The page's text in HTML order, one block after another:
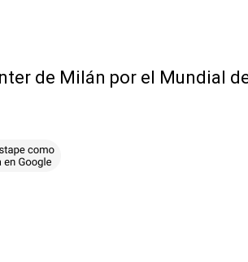
de Milán por el Mundial